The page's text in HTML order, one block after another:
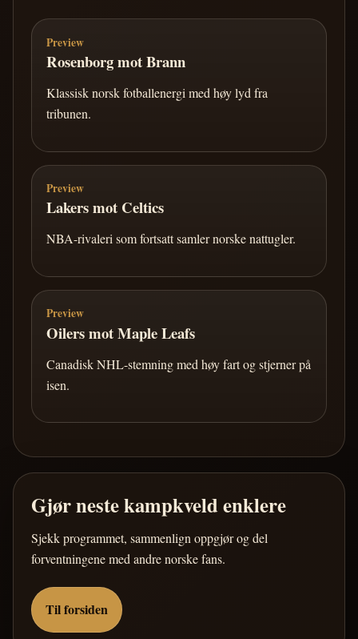
Preview
Rosenborg mot Brann
Klassisk norsk fotballenergi med høy lyd fra
tribunen.
Preview
Lakers mot Celtics
NBA-rivaleri som fortsatt samler norske nattugler.
Preview
Oilers mot Maple Leafs
Canadisk NHL-stemning med høy fart og stjerner på
isen.
Gjør neste kampkveld enklere
Sjekk programmet, sammenlign oppgjør og del
forventningene med andre norske fans.
Til forsiden